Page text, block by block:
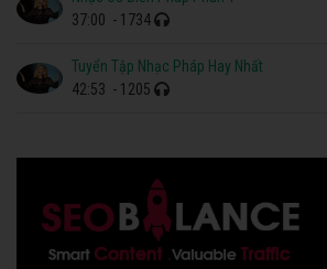
37:00 - 1734
Tuyển Tập Nhạc Pháp Hay Nhất
42:53 - 1205